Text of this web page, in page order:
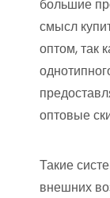
большие
смысл
оптом, так
оптовые
Такие
внешних